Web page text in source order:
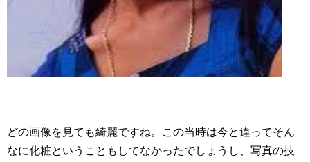
どの画像を見ても綺麗ですね。この当時は今と違ってそん
なに化粧ということもしてなかったでしょうし、写真の技